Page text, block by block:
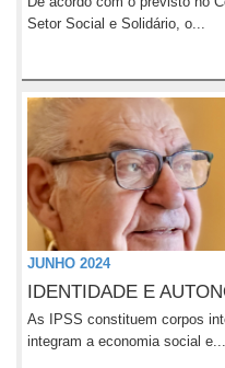
Setor Social e Solidário, o...
JUNHO 2024
IDENTIDADE E
As IPSS constituem corpos
integram a economia social e...